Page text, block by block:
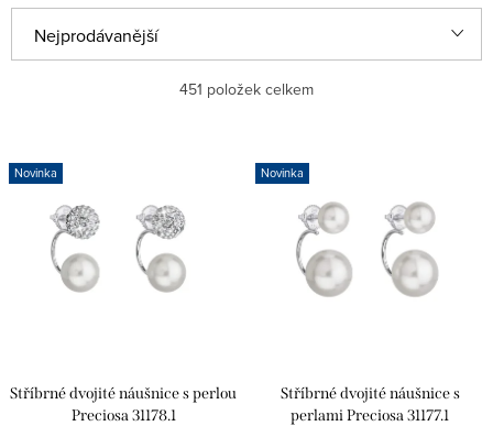
a
n
u
Nejprodávanější
451 položek celkem
V
ý
o
Novinka
Stříbrné dvojité náušnice s perlou
Preciosa 31178.1
Novinka
Stříbrné dvojité náušnice s
perlami Preciosa 31177.1